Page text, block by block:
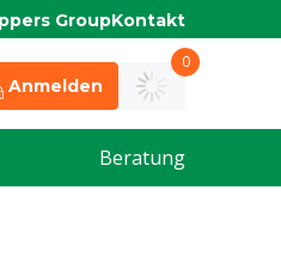
GroupKontakt
Anmelden
0
Beratung